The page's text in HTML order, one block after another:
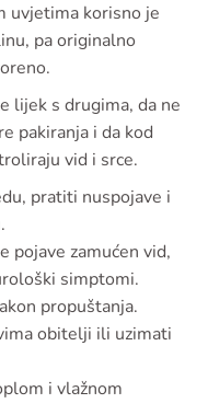
uvjetima korisno je
pa originalno
lijek s drugima, da ne
pakiranja i da kod
vid i srce.
pratiti nuspojave i
pojave zamućen vid,
simptomi.
propuštanja.
obitelji ili uzimati
i vlažnom